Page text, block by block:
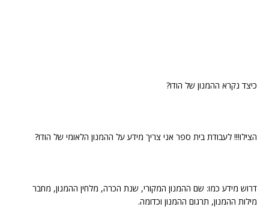
כיצד נקרא ההמנון של הודו?
הצילו!!! לעבודת בית ספר אני צריך מידע על ההמנון הלאומי של הודו?
דרוש מידע כמו: שם ההמנון המקורי, שנת הכרה, מלחין ההמנון, מחבר
מילות ההמנון, תרגום ההמנון וכדומה.